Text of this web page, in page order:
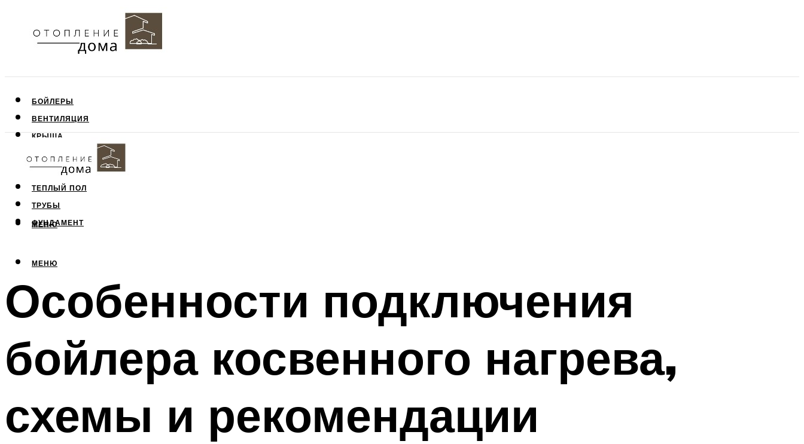
БОЙЛЕРЫ
ВЕНТИЛЯЦИЯ
КРЫША
СТЕНЫ
ТЕПЛЫЙ ПОЛ
ТРУБЫ
ФУНДАМЕНТ
МЕНЮ
МЕНЮ
Особенности подключения
бойлера косвенного нагрева,
схемы и рекомендации